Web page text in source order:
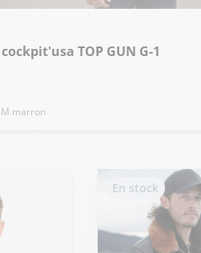
+ de tailleTOP GUN G-1
marron
En stock